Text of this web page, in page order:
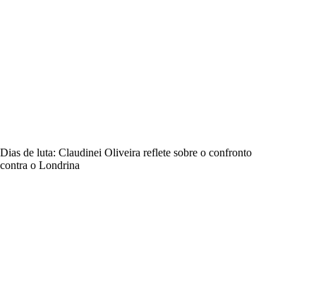
Dias de luta: Claudinei Oliveira reflete sobre o confronto
contra o Londrina